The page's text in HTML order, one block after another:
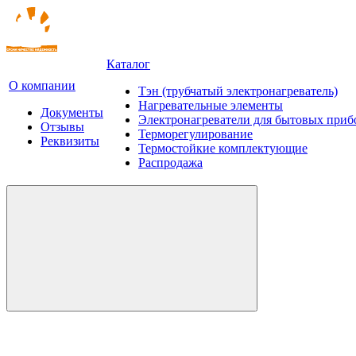
О компании
Документы
Отзывы
Реквизиты
Каталог
Тэн (трубчатый электронагреватель)
Нагревательные элементы
Электронагреватели для бытовых
Терморегулирование
Термостойкие комплектующие
Распродажа